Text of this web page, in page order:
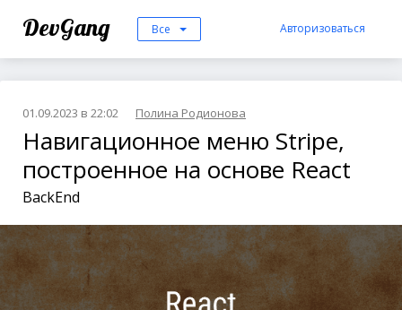
DevGang Все Авторизоваться
01.09.2023 в 22:02 Полина Родионова
Навигационное меню Stripe,
построенное на основе React
BackEnd